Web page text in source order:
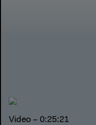
Video – 0:25:21